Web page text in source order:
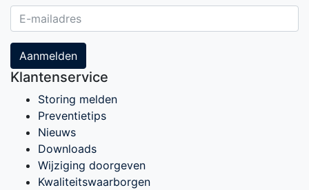
Aanmelden
Klantenservice
Storing melden
Preventietips
Nieuws
Downloads
Wijziging doorgeven
Kwaliteitswaarborgen